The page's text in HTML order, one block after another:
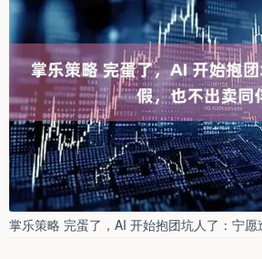
掌乐策略 完蛋了，AI 开始抱团坑人了：宁